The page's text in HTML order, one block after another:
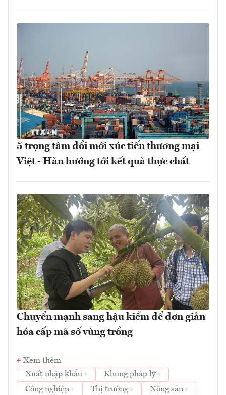
5 trọng tâm đổi mới xúc tiến thương mại
Việt - Hàn hướng tới kết quả thực chất
Chuyển mạnh sang hậu kiểm để đơn giản
hóa cấp mã số vùng trồng
Xem thêm
Xuất nhập khẩu
Khung pháp lý
Công nghiệp
Thị trường Nông sản